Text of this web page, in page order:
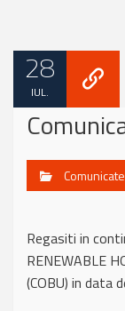
28
IUL.
Comunicate
Regasiti in
RENEWABLE
(COBU) in data